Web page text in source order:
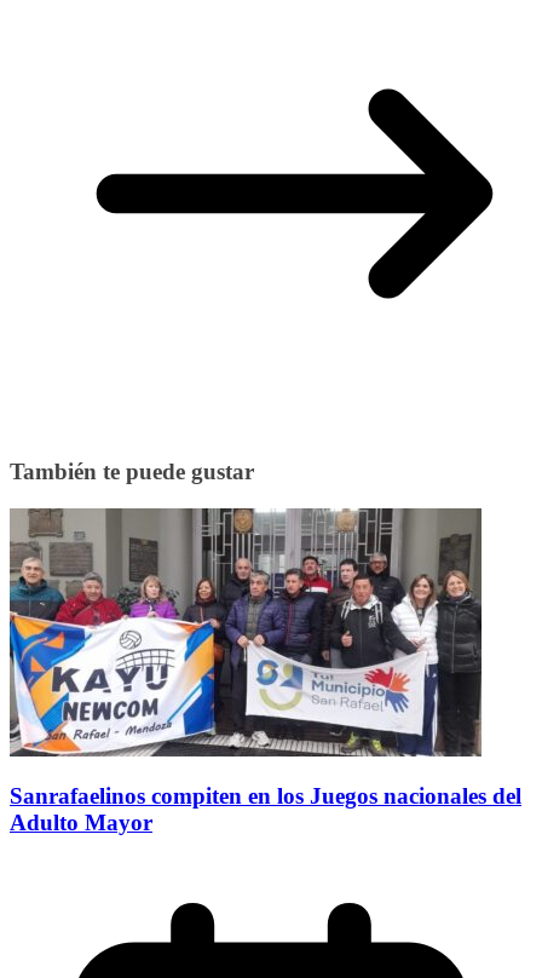
También te puede gustar
Sanrafaelinos compiten en los Juegos nacionales del
Adulto Mayor